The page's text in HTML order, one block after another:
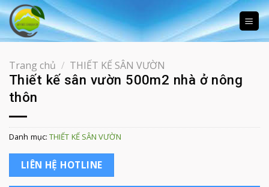
Skip
to
content
Trang chủ / THIẾT KẾ SÂN VƯỜN
Thiết kế sân vườn 500m2 nhà ở nông
thôn
Danh mục: THIẾT KẾ SÂN VƯỜN
LIÊN HỆ HOTLINE